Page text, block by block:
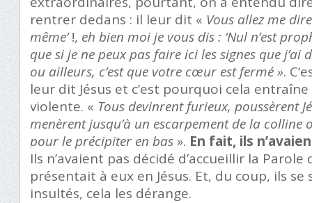
rentrer dedans : il leur dit « Vous allez me
même’!, eh bien moi je vous dis : ‘Nul n’est
que si je ne peux pas faire ici les signes que
ou ailleurs, c’est que votre cœur est fermé ».
leur dit Jésus et c’est pourquoi cela
violente. « Tous devinrent furieux, poussèrent
menèrent jusqu’à un escarpement de la colline
pour le précipiter en bas ». En fait, ils
Ils n’avaient pas décidé d’accueillir la Parole
présentait à eux en Jésus. Et, du coup, ils
insultés, cela les dérange.